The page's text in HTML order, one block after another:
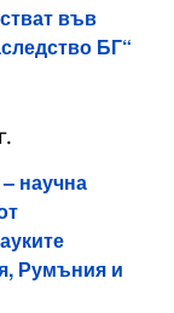
във
БГ“
научна
Румъния и